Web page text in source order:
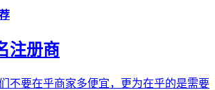
注册商
不要在乎商家多便宜，更为在乎的是需要